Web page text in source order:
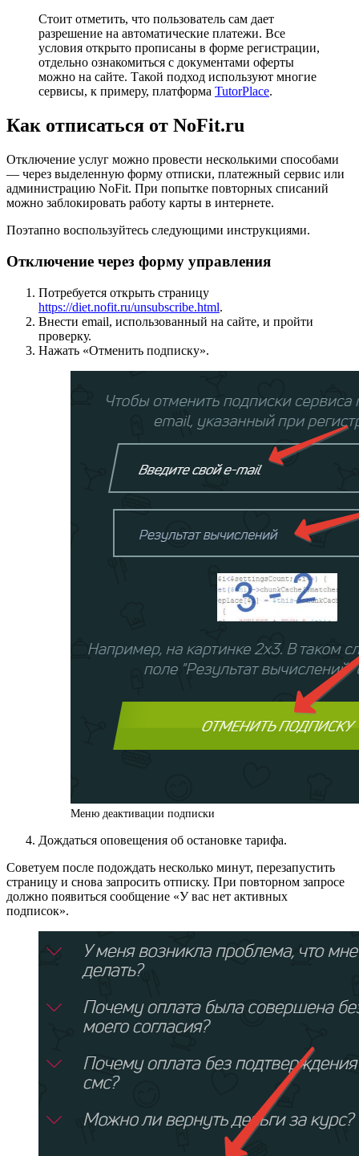
Стоит отметить, что пользователь сам дает
разрешение на автоматические платежи. Все
условия открыто прописаны в форме регистрации,
отдельно ознакомиться с документами оферты
можно на сайте. Такой подход используют многие
сервисы, к примеру, платформа TutorPlace.
Как отписаться от NoFit.ru
Отключение услуг можно провести несколькими способами
— через выделенную форму отписки, платежный сервис или
администрацию NoFit. При попытке повторных списаний
можно заблокировать работу карты в интернете.
Поэтапно воспользуйтесь следующими инструкциями.
Отключение через форму управления
Потребуется открыть страницу
https://diet.nofit.ru/unsubscribe.html.
Внести email, использованный на сайте, и пройти
проверку.
Нажать «Отменить подписку».
Меню деактивации подписки
Дождаться оповещения об остановке тарифа.
Советуем после подождать несколько минут, перезапустить
страницу и снова запросить отписку. При повторном запросе
должно появиться сообщение «У вас нет активных
подписок».